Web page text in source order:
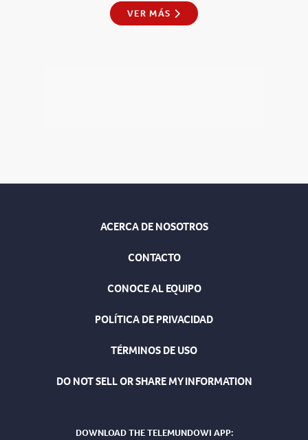
VER MÁS
ACERCA DE NOSOTROS
CONTACTO
CONOCE AL EQUIPO
POLÍTICA DE PRIVACIDAD
TÉRMINOS DE USO
DO NOT SELL OR SHARE MY INFORMATION
DOWNLOAD THE TELEMUNDOWI APP: